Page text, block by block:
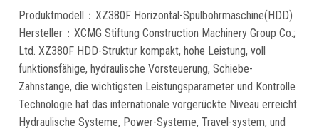
Produktmodell：XZ380F Horizontal-Spülbohrmaschine(HDD)
Hersteller：XCMG Stiftung Construction Machinery Group Co.;
Ltd. XZ380F HDD-Struktur kompakt, hohe Leistung, voll
funktionsfähige, hydraulische Vorsteuerung, Schiebe-
Zahnstange, die wichtigsten Leistungsparameter und Kontrolle
Technologie hat das internationale vorgerückte Niveau erreicht.
Hydraulische Systeme, Power-Systeme, Travel-system, und